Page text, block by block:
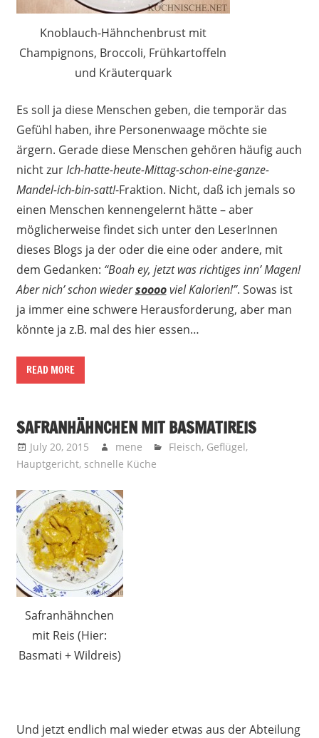
Knoblauch-Hähnchenbrust mit
Champignons, Broccoli, Frühkartoffeln
und Kräuterquark
Es soll ja diese Menschen geben, die temporär das
Gefühl haben, ihre Personenwaage möchte sie
ärgern. Gerade diese Menschen gehören häufig auch
nicht zurIch-hatte-heute-Mittag-schon-eine-ganze-
Mandel-ich-bin-satt!-Fraktion. Nicht, daß ich jemals so
einen Menschen kennengelernt hätte – aber
möglicherweise findet sich unter den LeserInnen
dieses Blogs ja der oder die eine oder andere, mit
dem Gedanken: “Boah ey, jetzt was richtiges inn’ Magen!
Aber nich’ schon wiedersooooviel Kalorien!”. Sowas ist
ja immer eine schwere Herausforderung, aber man
könnte ja z.B. mal des hier essen…
READ MORE
SAFRANHÄHNCHEN MIT BASMATIREIS
July 20, 2015 mene Fleisch, Geflügel,
Hauptgericht, schnelle Küche
Safranhähnchen
mit Reis (Hier:
Basmati + Wildreis)
Und jetzt endlich mal wieder etwas aus der Abteilung